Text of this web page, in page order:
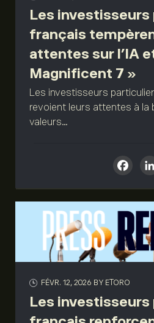
Les
français
attentes sur l’IA
Magnificent 7 »
Les investisseurs
revoient leurs attentes à la
valeurs...
FÉVR. 12, 2026 BY ETORO
Les